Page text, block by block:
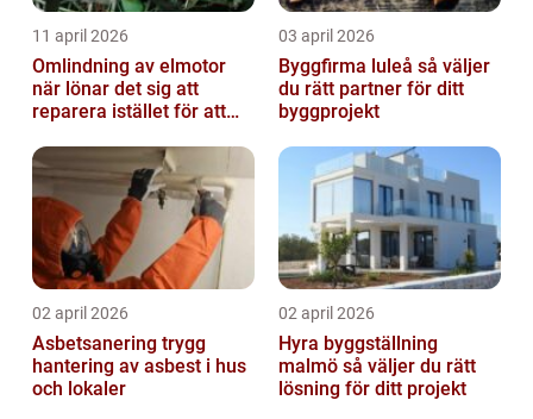
11 april 2026
Omlindning av elmotor
när lönar det sig att
reparera istället för att
03 april 2026
Byggfirma luleå så väljer
du rätt partner för ditt
byggprojekt
02 april 2026
Asbetsanering trygg
hantering av asbest i hus
och lokaler
02 april 2026
Hyra byggställning
malmö så väljer du rätt
lösning för ditt projekt